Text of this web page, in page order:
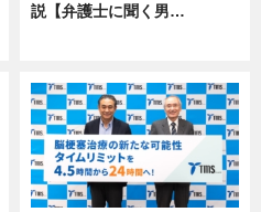
説【弁護士に聞く男…